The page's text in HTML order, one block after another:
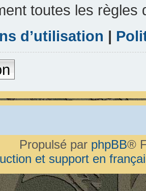
toutes les règles
d’utilisation |
Propulsé par phpBB®
et support en